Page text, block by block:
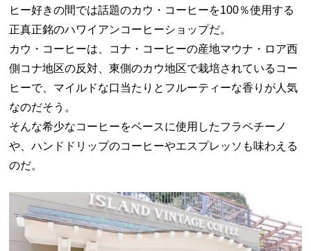
ヒー好きの間では話題のカウ・コーヒーを100％使用する
正真正銘のハワイアンコーヒーショップだ。
カウ・コーヒーは、コナ・コーヒーの産地マウナ・ロア西
側コナ地区の反対、東側のカウ地区で栽培されているコー
ヒーで、マイルドな口当たりとフルーティーな香りが人気
なのだそう。
そんな希少なコーヒーをベースに使用したフラペチーノ
や、ハンドドリップのコーヒーやエスプレッソも味わえる
のだ。